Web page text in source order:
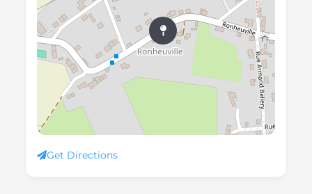
Get Directions